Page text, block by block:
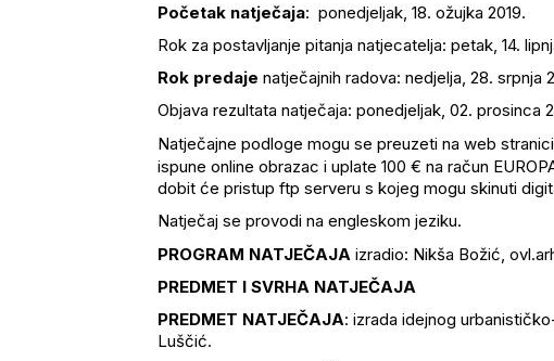
Početak natječaja: ponedjeljak, 18. ožujka 2019.
Rok za postavljanje pitanja natjecatelja: petak, 14.
Rok predaje natječajnih radova: nedjelja, 28. srpnja
Objava rezultata natječaja: ponedjeljak, 02. prosinca
Natječajne podloge mogu se preuzeti na web stranici
ispune online obrazac i uplate 100 € na račun
dobit će pristup ftp serveru s kojeg mogu skinuti
Natječaj se provodi na engleskom jeziku.
PROGRAM NATJEČAJA izradio: Nikša Božić,
PREDMET I SVRHA NATJEČAJA
PREDMET NATJEČAJA: izrada idejnog
Luščić.